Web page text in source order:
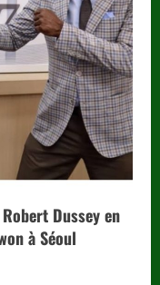
Dussey en
à Séoul